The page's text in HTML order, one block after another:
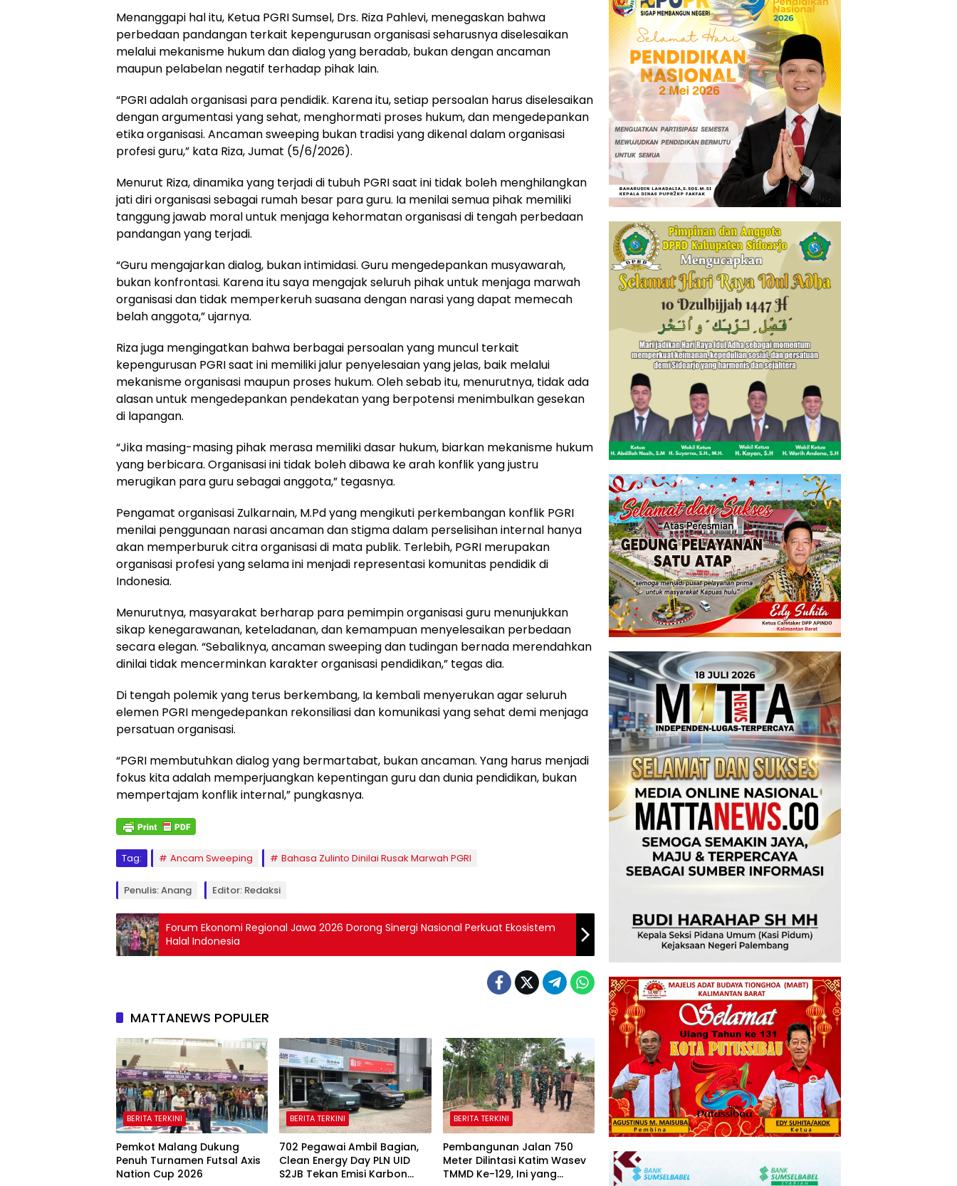
Menanggapi hal itu, Ketua PGRI Sumsel, Drs. Riza Pahlevi, menegaskan bahwa
perbedaan pandangan terkait kepengurusan organisasi seharusnya diselesaikan
melalui mekanisme hukum dan dialog yang beradab, bukan dengan ancaman
maupun pelabelan negatif terhadap pihak lain.
“PGRI adalah organisasi para pendidik. Karena itu, setiap persoalan harus diselesaikan
dengan argumentasi yang sehat, menghormati proses hukum, dan mengedepankan
etika organisasi. Ancaman sweeping bukan tradisi yang dikenal dalam organisasi
profesi guru,” kata Riza, Jumat (5/6/2026).
Menurut Riza, dinamika yang terjadi di tubuh PGRI saat ini tidak boleh menghilangkan
jati diri organisasi sebagai rumah besar para guru. Ia menilai semua pihak memiliki
tanggung jawab moral untuk menjaga kehormatan organisasi di tengah perbedaan
pandangan yang terjadi.
“Guru mengajarkan dialog, bukan intimidasi. Guru mengedepankan musyawarah,
bukan konfrontasi. Karena itu saya mengajak seluruh pihak untuk menjaga marwah
organisasi dan tidak memperkeruh suasana dengan narasi yang dapat memecah
belah anggota,” ujarnya.
Riza juga mengingatkan bahwa berbagai persoalan yang muncul terkait
kepengurusan PGRI saat ini memiliki jalur penyelesaian yang jelas, baik melalui
mekanisme organisasi maupun proses hukum. Oleh sebab itu, menurutnya, tidak ada
alasan untuk mengedepankan pendekatan yang berpotensi menimbulkan gesekan
di lapangan.
“Jika masing-masing pihak merasa memiliki dasar hukum, biarkan mekanisme hukum
yang berbicara. Organisasi ini tidak boleh dibawa ke arah konflik yang justru
merugikan para guru sebagai anggota,” tegasnya.
Pengamat organisasi Zulkarnain, M.Pd yang mengikuti perkembangan konflik PGRI
menilai penggunaan narasi ancaman dan stigma dalam perselisihan internal hanya
akan memperburuk citra organisasi di mata publik. Terlebih, PGRI merupakan
organisasi profesi yang selama ini menjadi representasi komunitas pendidik di
Indonesia.
Menurutnya, masyarakat berharap para pemimpin organisasi guru menunjukkan
sikap kenegarawanan, keteladanan, dan kemampuan menyelesaikan perbedaan
secara elegan. “Sebaliknya, ancaman sweeping dan tudingan bernada merendahkan
dinilai tidak mencerminkan karakter organisasi pendidikan,” tegas dia.
Di tengah polemik yang terus berkembang, Ia kembali menyerukan agar seluruh
elemen PGRI mengedepankan rekonsiliasi dan komunikasi yang sehat demi menjaga
persatuan organisasi.
“PGRI membutuhkan dialog yang bermartabat, bukan ancaman. Yang harus menjadi
fokus kita adalah memperjuangkan kepentingan guru dan dunia pendidikan, bukan
mempertajam konflik internal,” pungkasnya.
Tag: Ancam Sweeping Bahasa Zulinto Dinilai Rusak Marwah PGRI
Penulis: Anang Editor: Redaksi
Forum Ekonomi Regional Jawa 2026 Dorong Sinergi Nasional Perkuat Ekosistem
Halal Indonesia
MATTANEWS POPULER
BERITA TERKINI
Pemkot Malang Dukung
Penuh Turnamen Futsal Axis
Nation Cup 2026
BERITA TERKINI
702 Pegawai Ambil Bagian,
Clean Energy Day PLN UID
S2JB Tekan Emisi Karbon
BERITA TERKINI
Pembangunan Jalan 750
Meter Dilintasi Katim Wasev
TMMD Ke-129, Ini yang